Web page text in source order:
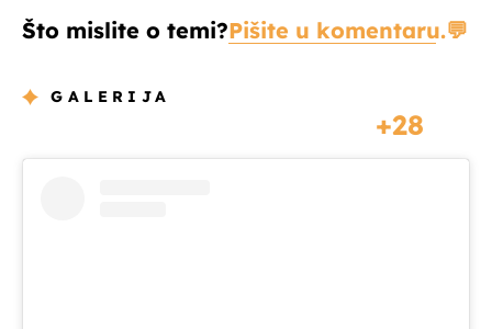
Što mislite o temi?Pišite u komentaru.
GALERIJA
28